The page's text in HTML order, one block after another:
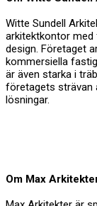
Witte Sundell
arkitektkontor med
design. Företaget
kommersiella
är även starka i
företagets strävan
lösningar.
Om Max